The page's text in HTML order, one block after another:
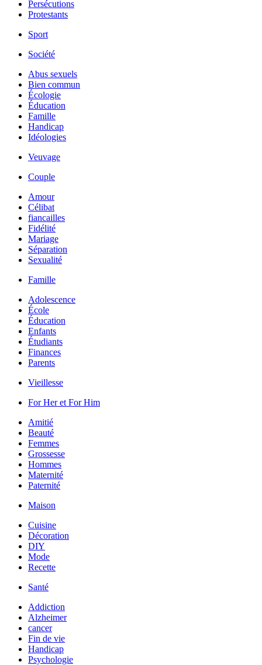
Persécutions
Protestants
Sport
Société
Abus sexuels
Bien commun
Écologie
Éducation
Famille
Handicap
Idéologies
Veuvage
Couple
Amour
Célibat
fiancailles
Fidélité
Mariage
Séparation
Sexualité
Famille
Adolescence
École
Éducation
Enfants
Étudiants
Finances
Parents
Vieillesse
For Her et For Him
Amitié
Beauté
Femmes
Grossesse
Hommes
Maternité
Paternité
Maison
Cuisine
Décoration
DIY
Mode
Recette
Santé
Addiction
Alzheimer
cancer
Fin de vie
Handicap
Psychologie